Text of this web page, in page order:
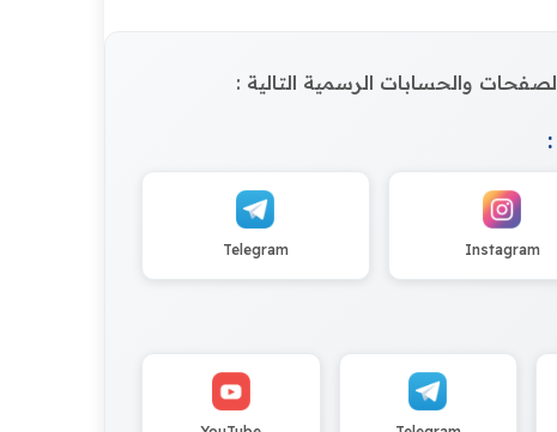
الصفحات والحسابات الرسمية التالية :
Instagram
Telegram